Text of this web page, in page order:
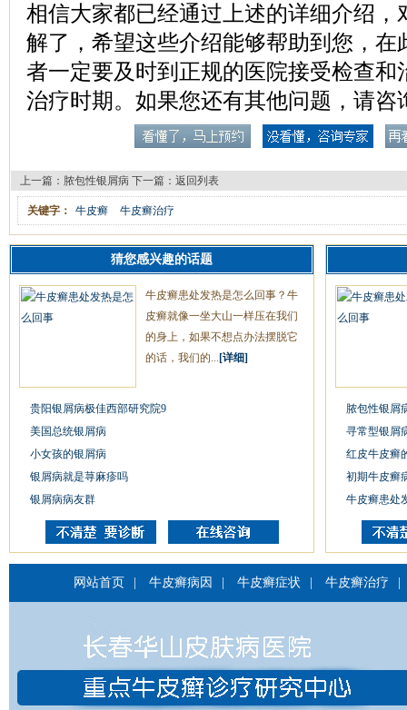
相信大家都已经通过上述的详细介绍，
解了，希望这些介绍能够帮助到您，在
者一定要及时到正规的医院接受检查和
治疗时期。如果您还有其他问题，请咨
上一篇： 脓包性银屑病 下一篇： 返回列表
关键字： 牛皮癣 牛皮癣治疗
猜您感兴趣的话题
牛皮癣患处发热是怎么回事？牛
皮癣就像一坐大山一样压在我们
的身上，如果不想点办法摆脱它
的话，我们的... [详细]
贵阳银屑病极佳西部研究院9
美国总统银屑病
小女孩的银屑病
银屑病就是荨麻疹吗
银屑病病友群
脓包性银屑
寻常型银屑
红皮牛皮癣
初期牛皮癣
牛皮癣患处
网站首页 牛皮癣病因 牛皮癣症状 牛皮癣治疗